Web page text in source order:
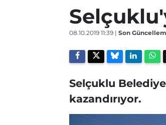
08.10.2019 11:39 | Son
Selçuklu
kazandırıyor.